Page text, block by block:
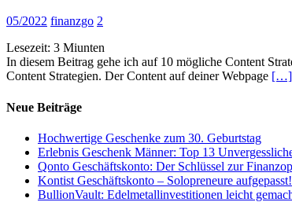
05/2022 finanzgo 2
Lesezeit: 3 Miunten
In diesem Beitrag gehe ich auf 10 mögliche Content
Content Strategien. Der Content auf deiner Webpage […]
Neue Beiträge
Hochwertige Geschenke zum 30. Geburtstag
Erlebnis Geschenk Männer: Top 13
Qonto Geschäftskonto: Der Schlüssel zur
Kontist Geschäftskonto – Solopreneure aufgepasst!
BullionVault: Edelmetallinvestitionen leicht